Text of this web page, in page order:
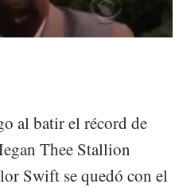
al batir el récord de
Thee Stallion
Swift se quedó con el